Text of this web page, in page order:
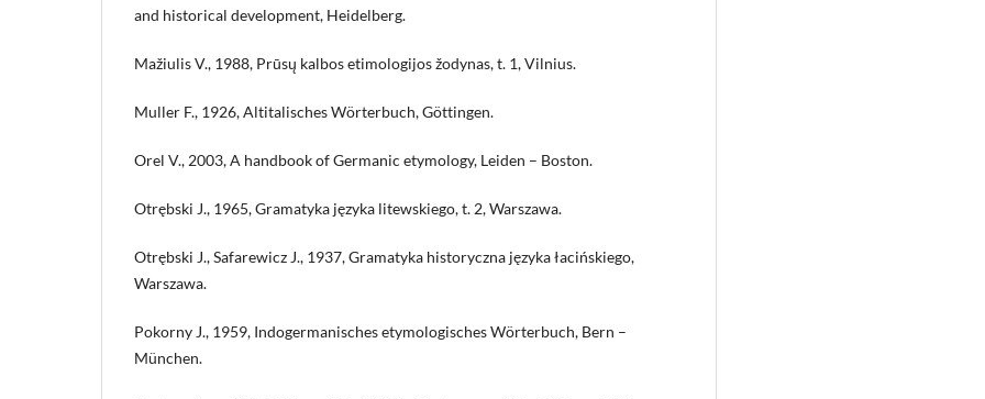
and historical development, Heidelberg.
Mažiulis V., 1988, Prūsų kalbos etimologijos žodynas, t. 1, Vilnius.
Muller F., 1926, Altitalisches Wörterbuch, Göttingen.
Orel V., 2003, A handbook of Germanic etymology, Leiden – Boston.
Otrębski J., 1965, Gramatyka języka litewskiego, t. 2, Warszawa.
Otrębski J., Safarewicz J., 1937, Gramatyka historyczna języka łacińskiego,
Warszawa.
Pokorny J., 1959, Indogermanisches etymologisches Wörterbuch, Bern –
München.